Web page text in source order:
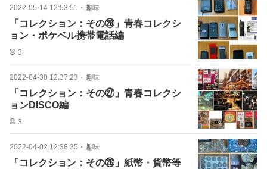
2022-05-14 12:53:51 ・ 趣味
「コレクション：その㉘」青春コレクシ
ョン・ポケベル携帯電話編
3
2022-04-30 12:37:23 ・ 趣味
「コレクション：その㉗」青春コレクシ
ョンDISCO編
3
2022-04-02 12:38:35 ・ 趣味
「コレクション：その㉖」紙幣・貨幣等